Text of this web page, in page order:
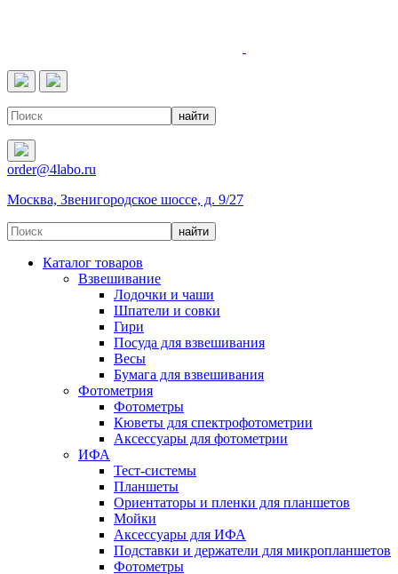
order@4labo.ru
Москва, Звенигородское шоссе, д. 9/27
Каталог товаров
Взвешивание
Лодочки и чаши
Шпатели и совки
Гири
Посуда для взвешивания
Весы
Бумага для взвешивания
Фотометрия
Фотометры
Кюветы для спектрофотометрии
Аксессуары для фотометрии
ИФА
Тест-системы
Планшеты
Ориентаторы и пленки для планшетов
Мойки
Аксессуары для ИФА
Подставки и держатели для микропланшетов
Фотометры